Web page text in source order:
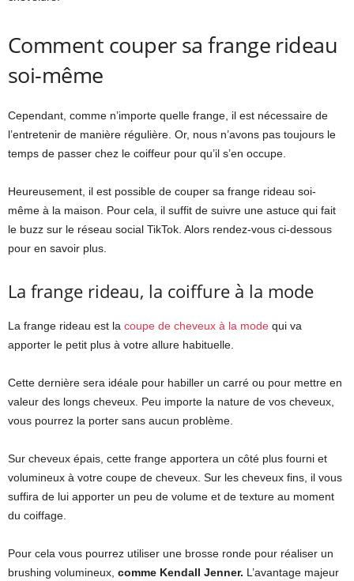
Comment couper sa frange rideau
soi-même
Cependant, comme n’importe quelle frange, il est nécessaire de
l’entretenir de manière régulière. Or, nous n’avons pas toujours le
temps de passer chez le coiffeur pour qu’il s’en occupe.
Heureusement, il est possible de couper sa frange rideau soi-
même à la maison. Pour cela, il suffit de suivre une astuce qui fait
le buzz sur le réseau social TikTok. Alors rendez-vous ci-dessous
pour en savoir plus.
La frange rideau, la coiffure à la mode
La frange rideau est la coupe de cheveux à la mode qui va
apporter le petit plus à votre allure habituelle.
Cette dernière sera idéale pour habiller un carré ou pour mettre en
valeur des longs cheveux. Peu importe la nature de vos cheveux,
vous pourrez la porter sans aucun problème.
Sur cheveux épais, cette frange apportera un côté plus fourni et
volumineux à votre coupe de cheveux. Sur les cheveux fins, il vous
suffira de lui apporter un peu de volume et de texture au moment
du coiffage.
Pour cela vous pourrez utiliser une brosse ronde pour réaliser un
brushing volumineux, comme Kendall Jenner. L’avantage majeur